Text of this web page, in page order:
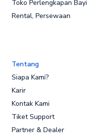
Toko Perlengkapan Bayi
Rental, Persewaan
Tentang
Siapa Kami?
Karir
Kontak Kami
Tiket Support
Partner & Dealer